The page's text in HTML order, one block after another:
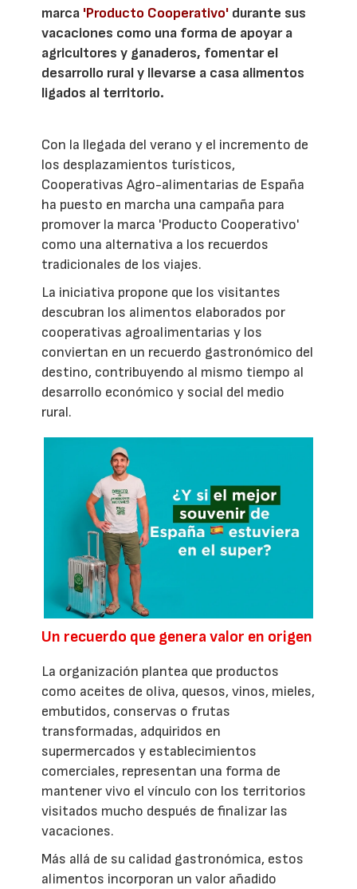
marca 'Producto Cooperativo' durante sus
vacaciones como una forma de apoyar a
agricultores y ganaderos, fomentar el
desarrollo rural y llevarse a casa alimentos
ligados al territorio.
Con la llegada del verano y el incremento de
los desplazamientos turísticos,
Cooperativas Agro-alimentarias de España
ha puesto en marcha una campaña para
promover la marca 'Producto Cooperativo'
como una alternativa a los recuerdos
tradicionales de los viajes.
La iniciativa propone que los visitantes
descubran los alimentos elaborados por
cooperativas agroalimentarias y los
conviertan en un recuerdo gastronómico del
destino, contribuyendo al mismo tiempo al
desarrollo económico y social del medio
rural.
Un recuerdo que genera valor en origen
La organización plantea que productos
como aceites de oliva, quesos, vinos, mieles,
embutidos, conservas o frutas
transformadas, adquiridos en
supermercados y establecimientos
comerciales, representan una forma de
mantener vivo el vínculo con los territorios
visitados mucho después de finalizar las
vacaciones.
Más allá de su calidad gastronómica, estos
alimentos incorporan un valor añadido